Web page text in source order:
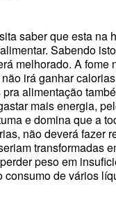
saber que esta na
Sabendo
melhorado. A fome
irá ganhar
alimentação
mais energia,
e domina que a
não deverá fazer
transformadas
peso em
consumo de vários